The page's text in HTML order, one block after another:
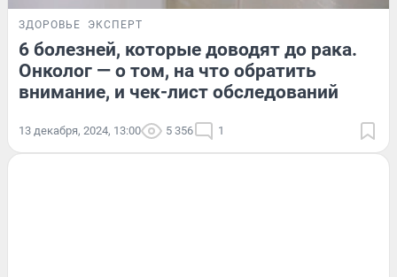
ЗДОРОВЬЕ ЭКСПЕРТ
6 болезней, которые доводят до рака.
Онколог — о том, на что обратить
внимание, и чек-лист обследований
13 декабря, 2024, 13:00 5 356 1